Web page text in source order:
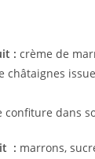
: crème de
châtaignes
confiture dans
: marrons,